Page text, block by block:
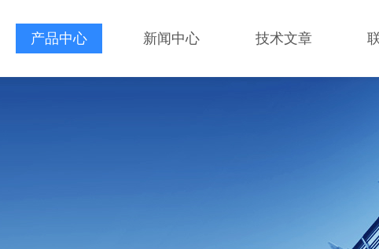
产品中心 新闻中心 技术文章